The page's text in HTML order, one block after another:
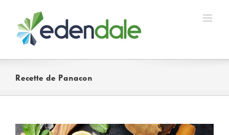
content
Recette de Panacon
View